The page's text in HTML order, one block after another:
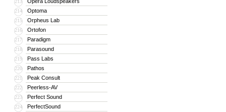
213
214 Optoma
215 Orpheus Lab
216 Ortofon
217 Paradigm
218 Parasound
219 Pass Labs
220 Pathos
221 Peak Consult
222 Peerless-AV
223 Perfect Sound
224 PerfectSound